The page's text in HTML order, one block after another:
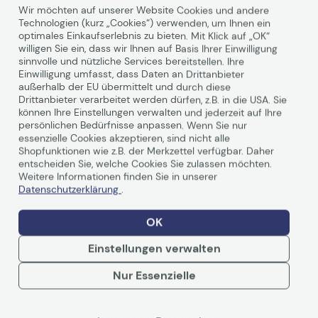
Technische Daten
Herstellerinformationen
Hersteller
OKI
Herst. Art. Nr.
43449013
EAN
5031713037675
Hauptmerkmale
Produktbeschreibung
OKI Trommel-Kit
Verbrauchsmaterialtyp
Trommel-Kit
Weiterlesen
Wir möchten auf unserer Website Cookies und andere
Technologien (kurz „Cookies“) verwenden, um Ihnen ein
optimales Einkaufserlebnis zu bieten. Mit Klick auf „OK“
willigen Sie ein, dass wir Ihnen auf Basis Ihrer Einwilligung
sinnvolle und nützliche Services bereitstellen. Ihre
Einwilligung umfasst, dass Daten an Drittanbieter
außerhalb der EU übermittelt und durch diese
Drittanbieter verarbeitet werden dürfen, z.B. in die USA. Sie
können Ihre Einstellungen verwalten und jederzeit auf Ihre
persönlichen Bedürfnisse anpassen. Wenn Sie nur
essenzielle Cookies akzeptieren, sind nicht alle
Shopfunktionen wie z.B. der Merkzettel verfügbar. Daher
entscheiden Sie, welche Cookies Sie zulassen möchten.
Weitere Informationen finden Sie in unserer
Datenschutzerklärung .
OK
Einstellungen verwalten
Nur Essenzielle